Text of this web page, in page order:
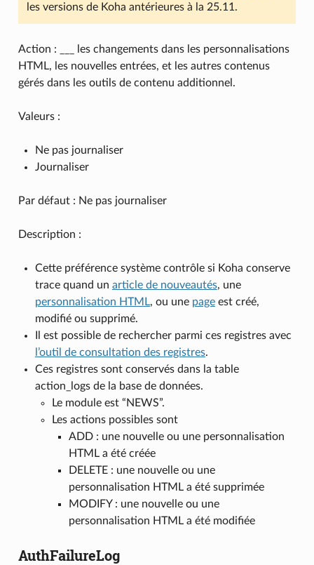
les versions de Koha antérieures à la 25.11.
Action : ___ les changements dans les personnalisations
HTML, les nouvelles entrées, et les autres contenus
gérés dans les outils de contenu additionnel.
Valeurs :
Ne pas journaliser
Journaliser
Par défaut : Ne pas journaliser
Description :
Cette préférence système contrôle si Koha conserve
trace quand un article de nouveautés, une
personnalisation HTML, ou une pageest créé,
modifié ou supprimé.
Il est possible de rechercher parmi ces registres avec
l’outil de consultation des registres.
Ces registres sont conservés dans la table
action_logs de la base de données.
Le module est “NEWS”.
Les actions possibles sont
ADD : une nouvelle ou une personnalisation
HTML a été créée
DELETE : une nouvelle ou une
personnalisation HTML a été supprimée
MODIFY : une nouvelle ou une
personnalisation HTML a été modifiée
AuthFailureLog